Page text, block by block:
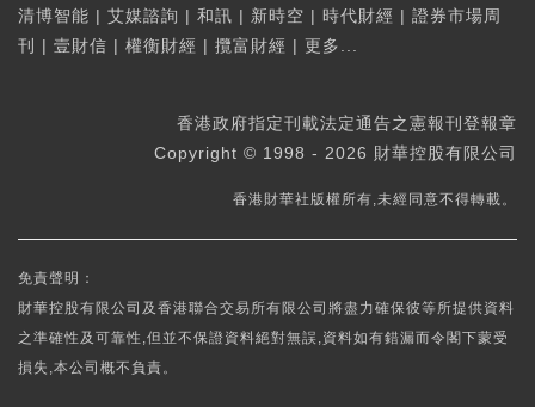
清博智能 | 艾媒諮詢 | 和訊 | 新時空 | 時代財經 | 證券市場周
刊
| 壹財信 | 權衡財經 | 攬富財經 | 更多...
香港政府指定刊載法定通告之憲報刊登報章
Copyright © 1998 - 2026 財華控股有限公司
香港財華社版權所有,未經同意不得轉載。
免責聲明：
財華控股有限公司及香港聯合交易所有限公司將盡力確保彼等所提供資料
之準確性及可靠性,但並不保證資料絕對無誤,資料如有錯漏而令閣下蒙受
損失,本公司概不負責。